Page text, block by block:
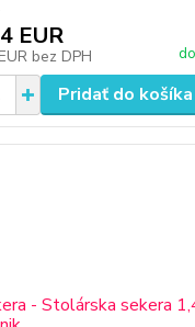
EUR
bez DPH
Pridať do košíka